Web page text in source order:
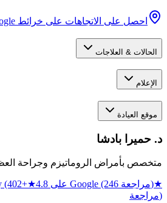
احصل على الاتجاهات على خرائط Google
الحالات & العلاجات
الإعلام
موقع العيادة
د. حميرا بادشا
متخصص بأمراض الروماتيزم وجراحة
★4.8 على Google (246 مراجعة) ★
مراجعة)